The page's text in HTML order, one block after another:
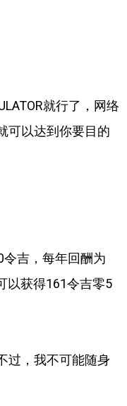
就行了，网络
可以达到你要目的
吉，每年回酬为
以获得161令吉零5
过，我不可能随身